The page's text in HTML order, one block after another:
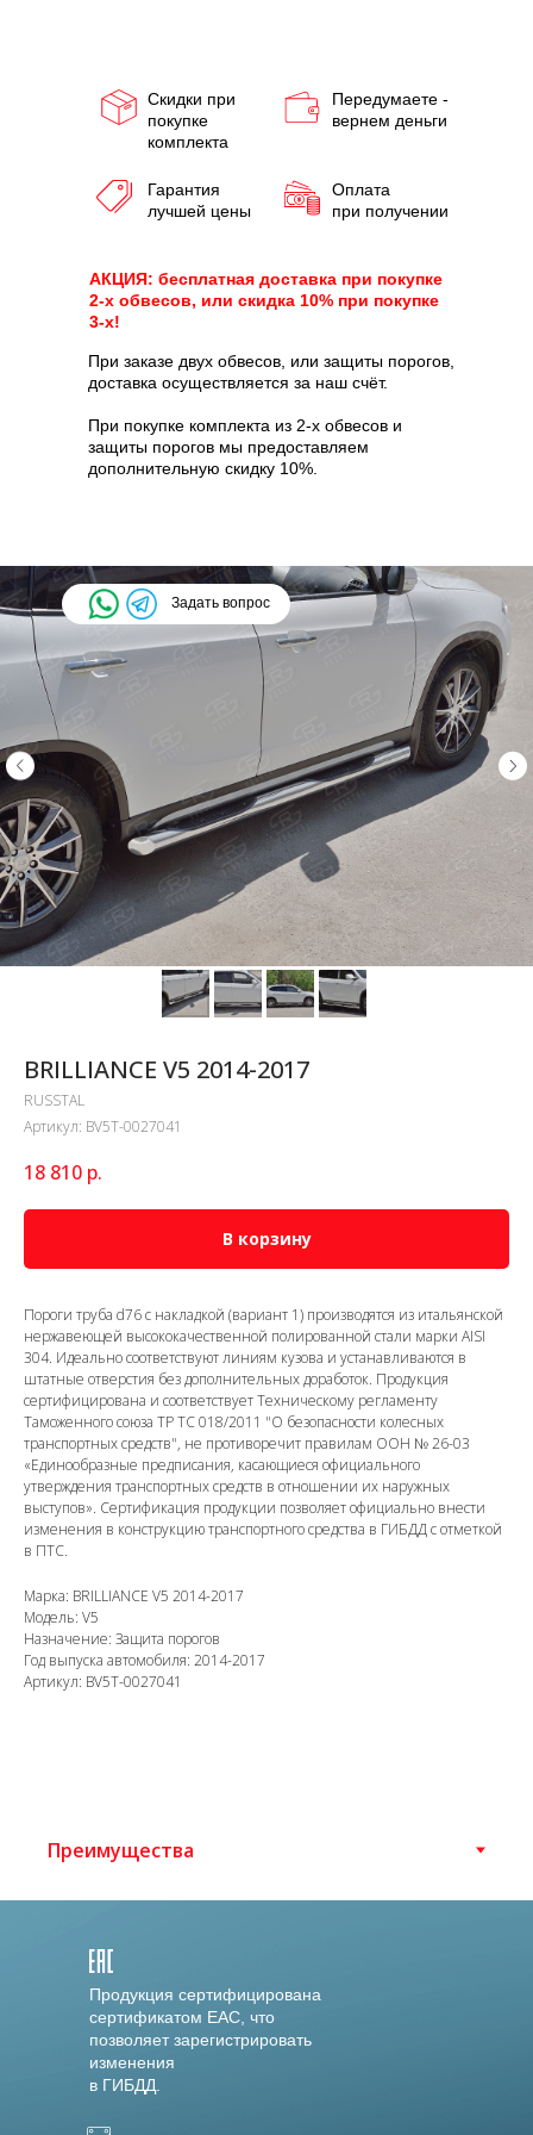
Скидки при
покупке
комплекта
Передумаете -
вернем деньги
Гарантия
лучшей цены
Оплата
при получении
АКЦИЯ: бесплатная доставка при покупке
2-х обвесов, или скидка 10% при покупке
3-х!
При заказе двух обвесов, или защиты порогов,
доставка осуществляется за наш счёт.
При покупке комплекта из 2-х обвесов и
защиты порогов мы предоставляем
дополнительную скидку 10%.
Задать вопрос
BRILLIANCE V5 2014-2017
RUSSTAL
Артикул: BV5T-0027041
18 810 р.
В корзину
Пороги труба d76 с накладкой (вариант 1) производятся из итальянской
нержавеющей высококачественной полированной стали марки AISI
304. Идеально соответствуют линиям кузова и устанавливаются в
штатные отверстия без дополнительных доработок. Продукция
сертифицирована и соответствует Техническому регламенту
Таможенного союза ТР ТС 018/2011 "О безопасности колесных
транспортных средств", не противоречит правилам ООН № 26-03
«Единообразные предписания, касающиеся официального
утверждения транспортных средств в отношении их наружных
выступов». Сертификация продукции позволяет официально внести
изменения в конструкцию транспортного средства в ГИБДД с отметкой
в ПТС.
Марка: BRILLIANCE V5 2014-2017
Модель: V5
Назначение: Защита порогов
Год выпуска автомобиля: 2014-2017
Артикул: BV5T-0027041
Продукция сертифицирована
сертификатом EAC, что
позволяет зарегистрировать
изменения
в ГИБДД.